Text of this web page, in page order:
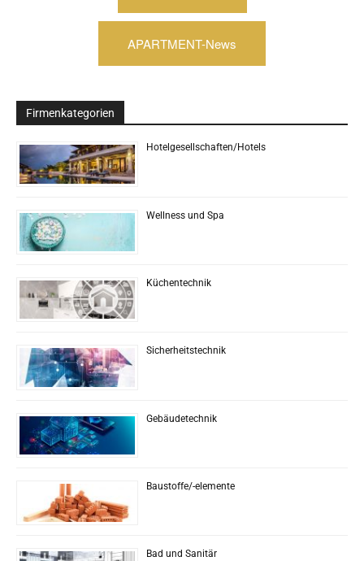
APARTMENT-News
Firmenkategorien
Hotelgesellschaften/Hotels
Wellness und Spa
Küchentechnik
Sicherheitstechnik
Gebäudetechnik
Baustoffe/-elemente
Bad und Sanitär